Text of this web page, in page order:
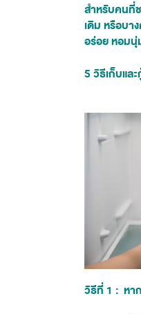
สำหรับคนที่
เดิม หรือบา
อร่อย หอมนุ่
5 วิธีเก็บแล
วิธีที่ 1 : หา